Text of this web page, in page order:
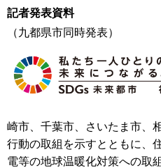
記者発表資料
（九都県市同時発表）
崎市、千葉市、さいたま市、
行動の取組を示すとともに、
電等の地球温暖化対策への取